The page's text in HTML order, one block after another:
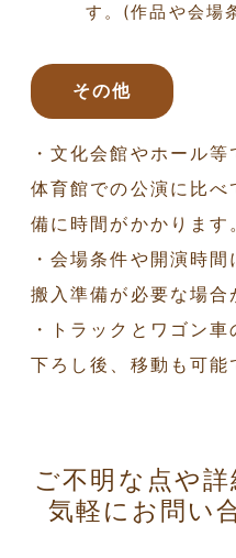
す。(作品や会場
その他
・文化会館やホール
体育館での公演に比
備に時間がかかります
・会場条件や開演時
搬入準備が必要な場合
・トラックとワゴン
下ろし後、移動も可能
ご不明な点や
気軽にお問い